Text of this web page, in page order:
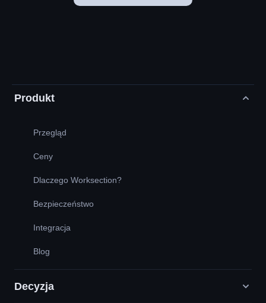
Produkt
Przegląd
Ceny
Dlaczego Worksection?
Bezpieczeństwo
Integracja
Blog
Decyzja